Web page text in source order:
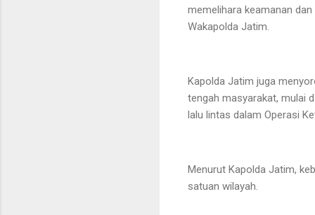
memelihara keamanan
Wakapolda Jatim.
Kapolda Jatim juga
tengah masyarakat, mulai
lalu lintas dalam Operasi
Menurut Kapolda Jatim,
satuan wilayah.